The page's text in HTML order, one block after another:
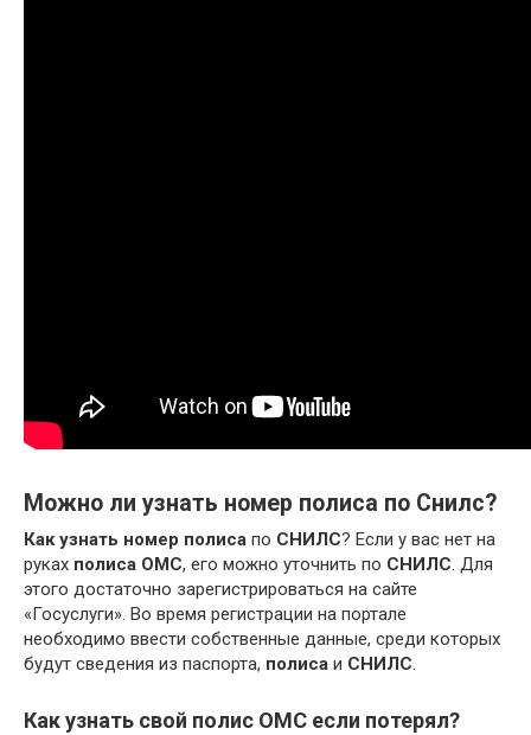
Можно ли узнать номер полиса по Снилс?
Как узнать номер полиса по СНИЛС? Если у вас нет на
руках полиса ОМС, его можно уточнить по СНИЛС. Для
этого достаточно зарегистрироваться на сайте
«Госуслуги». Во время регистрации на портале
необходимо ввести собственные данные, среди которых
будут сведения из паспорта, полиса и СНИЛС.
Как узнать свой полис ОМС если потерял?